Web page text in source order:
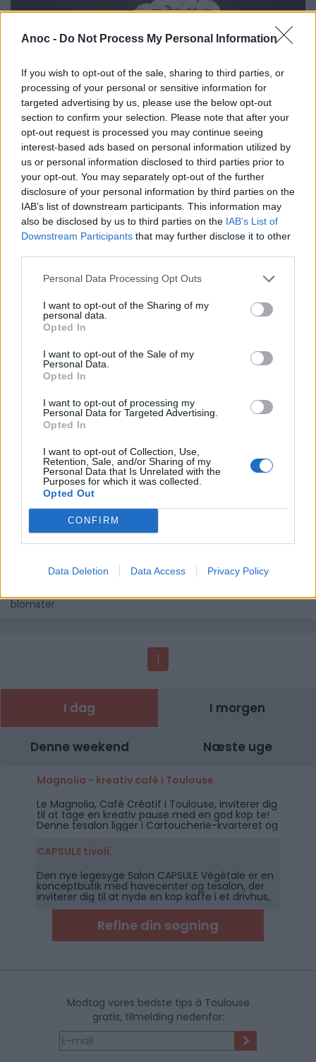
Anoc - Do Not Process My Personal Information
If you wish to opt-out of the sale, sharing to third parties, or
processing of your personal or sensitive information for
targeted advertising by us, please use the below opt-out
section to confirm your selection. Please note that after your
opt-out request is processed you may continue seeing
interest-based ads based on personal information utilized by
us or personal information disclosed to third parties prior to
your opt-out. You may separately opt-out of the further
disclosure of your personal information by third parties on the
IAB’s list of downstream participants. This information may
also be disclosed by us to third parties on the IAB’s List of
Downstream Participants that may further disclose it to other
Personal Data Processing Opt Outs
I want to opt-out of the Sharing of my
personal data.
Opted In
I want to opt-out of the Sale of my
Personal Data.
Opted In
I want to opt-out of processing my
Personal Data for Targeted Advertising.
Opted In
I want to opt-out of Collection, Use,
Retention, Sale, and/or Sharing of my
Personal Data that Is Unrelated with the
Purposes for which it was collected.
Opted Out
CONFIRM
Data Deletion Data Access Privacy Policy
Magnolia - kreativ café i Toulouse
Le Magnolia, Café Créatif i Toulouse, inviterer dig til at tage
en kreativ pause med en god kop te! Denne tesalon ligger i
Cartoucherie-kvarteret og er fyldt med materialer til at
lave lykønskningskort, dekorere eller lave dine egne
CAPSULE tivoli
Den nye legesyge Salon CAPSULE Végétale er en
konceptbutik med havecenter og tesalon, der inviterer dig
blomster.
1
I dag I morgen
Denne weekend Næste uge
Magnolia - kreativ café i Toulouse
Le Magnolia, Café Créatif i Toulouse, inviterer dig
til at tage en kreativ pause med en god kop te!
Denne tesalon ligger i Cartoucherie-kvarteret og
lykønskningskort, dekorere eller lave dine egne
smykker!
CAPSULE tivoli
Den nye legesyge Salon CAPSULE Végétale er en
konceptbutik med havecenter og tesalon, der
inviterer dig til at nyde en kop kaffe i et drivhus,
omgivet af planter og blomster.
Refine din søgning
Modtag vores bedste tips à Toulouse
gratis, tilmelding nedenfor:
>